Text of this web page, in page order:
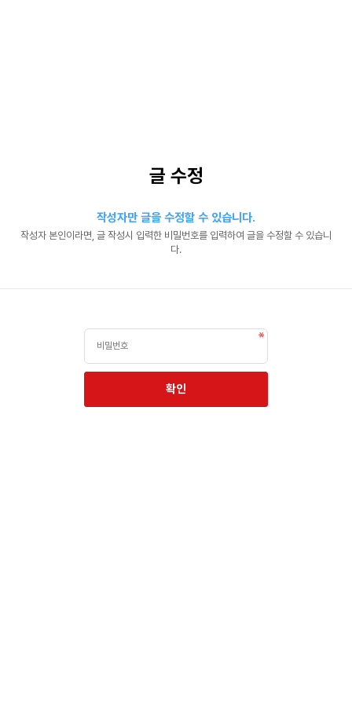
글 수정
작성자만 글을 수정할 수 있습니다.
작성자 본인이라면, 글 작성시 입력한 비밀번호를 입력하여 글을 수정할 수 있습니
다.